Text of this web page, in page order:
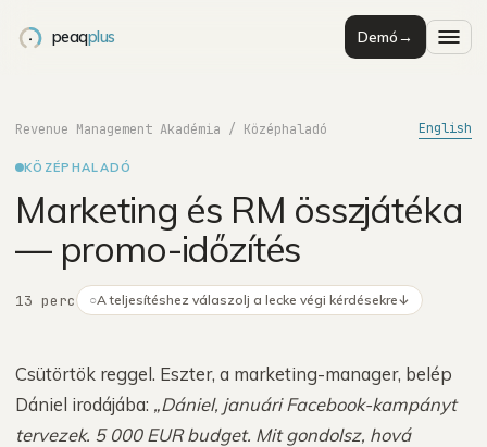
peaqplus Demó→
Revenue Management Akadémia / Középhaladó English
KÖZÉPHALADÓ
Marketing és RM összjátéka
— promo-időzítés
13 perc ○A teljesítéshez válaszolj a lecke végi kérdésekre↓
Csütörtök reggel. Eszter, a marketing-manager, belép
Dániel irodájába: „Dániel, januári Facebook-kampányt
tervezek. 5 000 EUR budget. Mit gondolsz, hová